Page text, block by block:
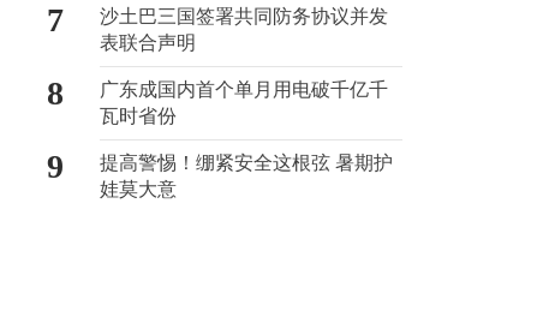
7
沙土巴三国签署共同防务协议并发
表联合声明
8
广东成国内首个单月用电破千亿千
瓦时省份
9
提高警惕！绷紧安全这根弦 暑期护
娃莫大意